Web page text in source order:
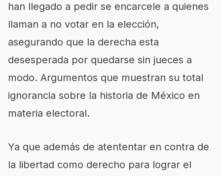
han llegado a pedir se encarcele a quienes
llaman a no votar en la elección,
asegurando que la derecha esta
desesperada por quedarse sin jueces a
modo. Argumentos que muestran su total
ignorancia sobre la historia de México en
materia electoral.
Ya que además de atententar en contra de
la libertad como derecho para lograr el